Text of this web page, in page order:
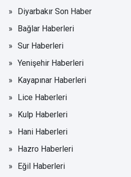
Diyarbakır Son Haber
Bağlar Haberleri
Sur Haberleri
Yenişehir Haberleri
Kayapınar Haberleri
Lice Haberleri
Kulp Haberleri
Hani Haberleri
Hazro Haberleri
Eğil Haberleri